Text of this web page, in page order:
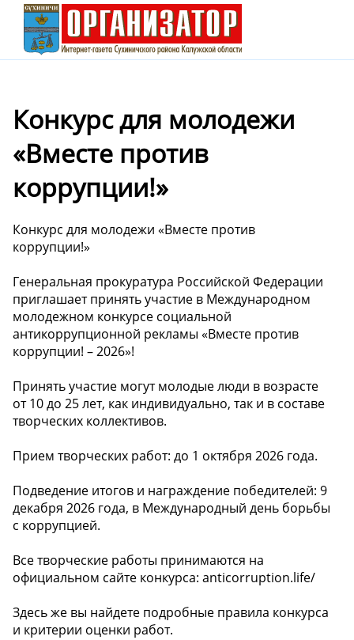
Конкурс для молодежи
«Вместе против
коррупции!»
Конкурс для молодежи «Вместе против
коррупции!»
Генеральная прокуратура Российской Федерации
приглашает принять участие в Международном
молодежном конкурсе социальной
антикоррупционной рекламы «Вместе против
коррупции! – 2026»!
Принять участие могут молодые люди в возрасте
от 10 до 25 лет, как индивидуально, так и в составе
творческих коллективов.
Прием творческих работ: до 1 октября 2026 года.
Подведение итогов и награждение победителей: 9
декабря 2026 года, в Международный день борьбы
с коррупцией.
Все творческие работы принимаются на
официальном сайте конкурса: anticorruption.life/
Здесь же вы найдете подробные правила конкурса
и критерии оценки работ.